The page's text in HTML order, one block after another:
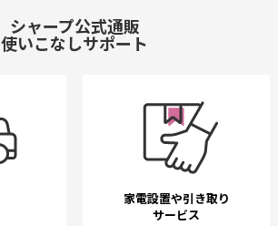
シャープ公式通販
使いこなしサポート
家電設置や引き取り
サービス